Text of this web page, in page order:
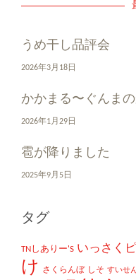
うめ干し品評会
2026年3月18日
かかまる〜ぐんま
2026年1月29日
雹が降りました
2025年9月5日
タグ
TNしありー'S いっさく
け
さくらんぼ しそ すいせ